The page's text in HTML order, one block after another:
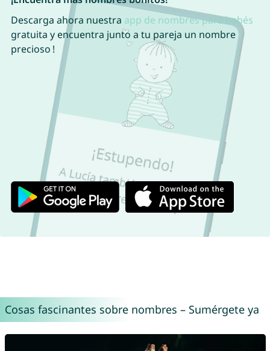
Descarga ahora nuestra app de nombres para bebés
gratuita y encuentra junto a tu pareja un nombre
precioso !
Cosas fascinantes sobre nombres – Sumérgete ya